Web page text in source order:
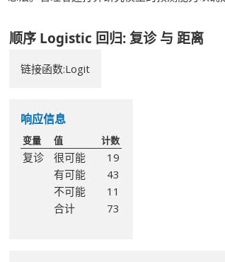
顺序 Logistic 回归: 复诊 与 距离
链接函数:Logit
响应信息
变量 值 计数
复诊 很可能
19
有可能
43
不可能
11
合计
73